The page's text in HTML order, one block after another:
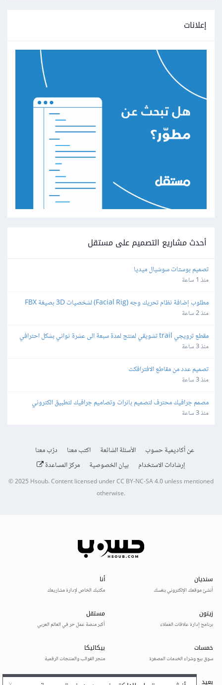
إعلانات
أحدث مشاريع التصميم على مستقل
تصميم بوستات سوشيال ميديا
منذ 1 ساعة
باستخدام Blender
منذ 2 ساعة
مقطع ترويجي trail تشويقي لمنتج لمدة سبعة الى عشرة ثواني بشكل احترافي
منذ 3 ساعة
تصميم عدد من مقاطع الافترافكت
منذ 3 ساعة
مصمم جرافيك محترف لتصميم بانرات وتصاميم جرافيك لتطبيق الكتروني
منذ 3 ساعة
عن أكاديمية حسوب الأسئلة الشائعة اكتب معنا
درّب معنا
إرشادات الاستخدام
بيان الخصوصية مركز المساعدة
© 2025 Hsoub.Content licensed underCC BY-NC-SA 4.0unless mentioned
otherwise.